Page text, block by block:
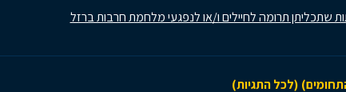
שתכליתן תרומה לחיילים ו/או לנפגעי מלחמת חרבות ברזל
(לכל התגיות)